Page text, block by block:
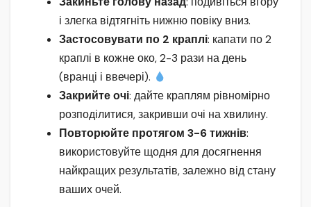
і злегка відтягніть нижню повіку вниз.
Застосовувати по 2 краплі: капати по 2
краплі в кожне око, 2-3 рази на день
(вранці і ввечері).
Закрийте очі: дайте краплям рівномірно
розподілитися, закривши очі на хвилину.
Повторюйте протягом 3-6 тижнів:
використовуйте щодня для досягнення
найкращих результатів, залежно від стану
ваших очей.